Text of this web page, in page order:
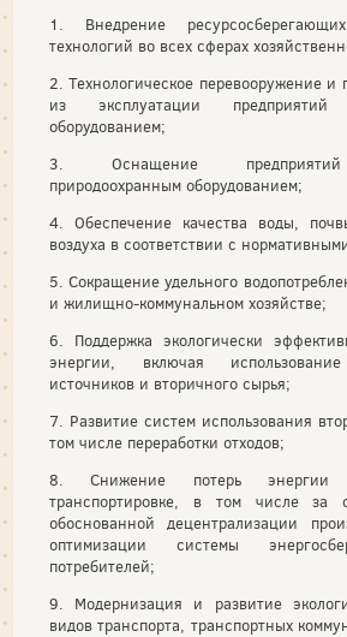
1. Внедрение
технологий во всех сферах
2. Технологическое перевооружение и
из эксплуатации
оборудованием;
3. Оснащение
природоохранным оборудованием;
4. Обеспечение качества воды,
воздуха в соответствии с
5. Сокращение удельного
и жилищно-коммунальном хозяйстве;
6. Поддержка экологически
энергии, включая
источников и вторичного сырья;
7. Развитие систем использования
том числе переработки отходов;
8. Снижение потерь
транспортировке, в том числе за
обоснованной децентрализации
оптимизации системы
потребителей;
9. Модернизация и развитие
видов транспорта, транспортных